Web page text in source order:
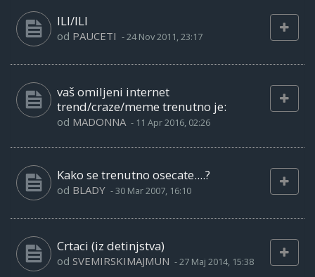
ILI/ILI
od PAUCETI -24 Nov 2011, 23:17
vaš omiljeni internet
trend/craze/meme trenutno je:
od MADONNA - 11 Apr 2016, 02:26
Kako se trenutno osecate....?
od BLADY -30 Mar 2007, 16:10
Crtaci (iz detinjstva)
od SVEMIRSKIMAJMUN -27 Maj 2014, 15:38